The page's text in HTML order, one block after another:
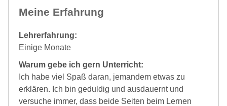
Meine Erfahrung
Lehrerfahrung:
Einige Monate
Warum gebe ich gern Unterricht:
Ich habe viel Spaß daran, jemandem etwas zu
erklären. Ich bin geduldig und ausdauernt und
versuche immer, dass beide Seiten beim Lernen